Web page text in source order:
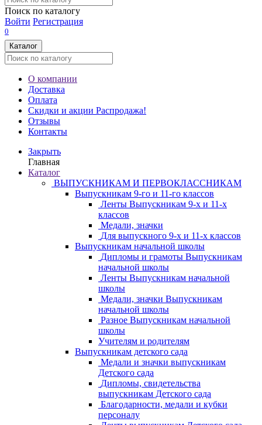
Поиск по каталогу
Войти Регистрация
0
Каталог
О компании
Доставка
Оплата
Скидки и акции Распродажа!
Отзывы
Контакты
Закрыть
Главная
Каталог
ВЫПУСКНИКАМ И ПЕРВОКЛАССНИКАМ
Выпускникам 9-го и 11-го классов
Ленты Выпускникам 9-х и 11-х
классов
Медали, значки
Для выпускного 9-х и 11-х классов
Выпускникам начальной школы
Дипломы и грамоты Выпускникам
начальной школы
Ленты Выпускникам начальной
школы
Медали, значки Выпускникам
начальной школы
Разное Выпускникам начальной
школы
Учителям и родителям
Выпускникам детского сада
Медали и значки выпускникам
Детского сада
Дипломы, свидетельства
выпускникам Детского сада
Благодарности, медали и кубки
персоналу